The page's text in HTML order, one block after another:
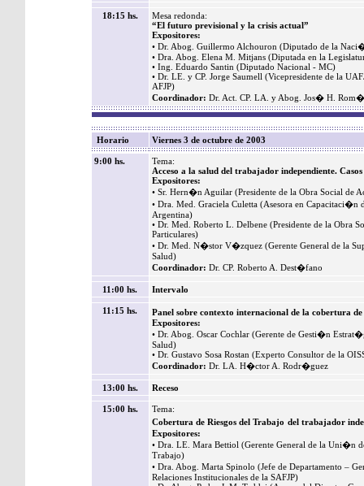
18:15 hs.
Mesa redonda:
“El futuro previsional y la crisis actual”
Expositores:
• Dr. Abog. Guillermo Alchouron (Diputado de la
• Dra. Abog. Elena M. Mitjans (Diputada en la
• Ing. Eduardo Santin (Diputado Nacional - MC)
• Dr. LE. y CP. Jorge Saumell (Vicepresidente de la
AFJP)
Coordinador: Dr. Act. CP. LA. y Abog. Jos� H.
Horario Viernes 3 de octubre de 2003
9:00 hs.
Tema:
Acceso a la salud del trabajador independiente. Casos
Expositores:
• Sr. Hern�n Aguilar (Presidente de la Obra Social de
• Dra. Med. Graciela Culetta (Asesora en Capacitaci�n
Argentina)
• Dr. Med. Roberto L. Delbene (Presidente de la Obra
Particulares)
• Dr. Med. N�stor V�zquez (Gerente General de la
Salud)
Coordinador: Dr. CP. Roberto A. Dest�fano
11:00 hs. Intervalo
11:15 hs.
Panel sobre contexto internacional de la cobertura
Expositores:
• Dr. Abog. Oscar Cochlar (Gerente de Gesti�n
Salud)
• Dr. Gustavo Sosa Rostan (Experto Consultor de la
Coordinador: Dr. LA. H�ctor A. Rodr�guez
13:00 hs. Receso
15:00 hs.
Tema:
Cobertura de Riesgos del Trabajo del trabajador
Expositores:
• Dra. LE. Mara Bettiol (Gerente General de la Uni�n
Trabajo)
• Dra. Abog. Marta Spinolo (Jefe de Departamento –
Relaciones Institucionales de la SAFJP)